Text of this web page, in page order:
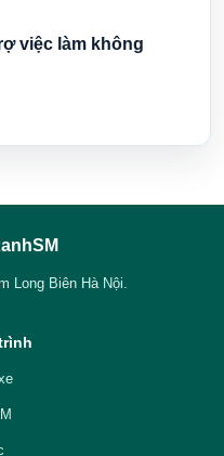
việc làm không
Long Biên Hà Nội.